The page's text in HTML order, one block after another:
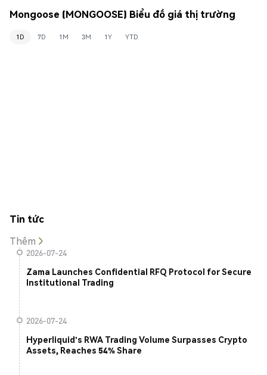
Mongoose (MONGOOSE) Biểu đồ giá thị trường
1D 7D 1M 3M 1Y YTD
Tin tức
Thêm
2026-07-24
Zama Launches Confidential RFQ Protocol for Secure
Institutional Trading
2026-07-24
Hyperliquid's RWA Trading Volume Surpasses Crypto
Assets, Reaches 54% Share